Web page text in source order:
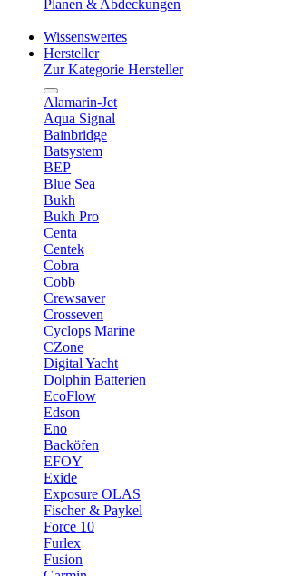
Planen & Abdeckungen
Wissenswertes
Hersteller
Zur Kategorie Hersteller
Alamarin-Jet
Aqua Signal
Bainbridge
Batsystem
BEP
Blue Sea
Bukh
Bukh Pro
Centa
Centek
Cobra
Cobb
Crewsaver
Crosseven
Cyclops Marine
CZone
Digital Yacht
Dolphin Batterien
EcoFlow
Edson
Eno
Backöfen
EFOY
Exide
Exposure OLAS
Fischer & Paykel
Force 10
Furlex
Fusion